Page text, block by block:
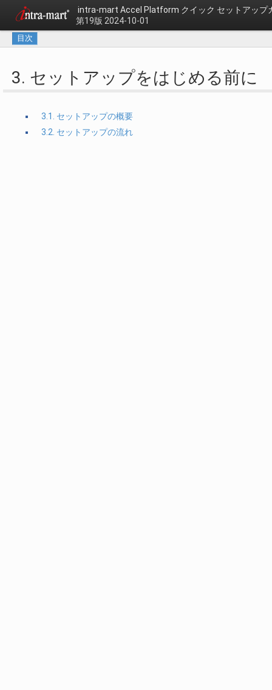
intra-mart Accel Platform クイック セットアップ
第19版 2024-10-01
目次
3. セットアップをはじめる前に
3.1. セットアップの概要
3.2. セットアップの流れ